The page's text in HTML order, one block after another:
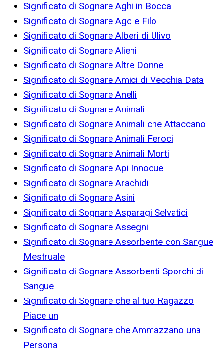
Significato di Sognare Aghi in Bocca
Significato di Sognare Ago e Filo
Significato di Sognare Alberi di Ulivo
Significato di Sognare Alieni
Significato di Sognare Altre Donne
Significato di Sognare Amici di Vecchia Data
Significato di Sognare Anelli
Significato di Sognare Animali
Significato di Sognare Animali che Attaccano
Significato di Sognare Animali Feroci
Significato di Sognare Animali Morti
Significato di Sognare Api Innocue
Significato di Sognare Arachidi
Significato di Sognare Asini
Significato di Sognare Asparagi Selvatici
Significato di Sognare Assegni
Significato di Sognare Assorbente con Sangue
Mestruale
Significato di Sognare Assorbenti Sporchi di
Sangue
Significato di Sognare che al tuo Ragazzo
Piace un
Significato di Sognare che Ammazzano una
Persona